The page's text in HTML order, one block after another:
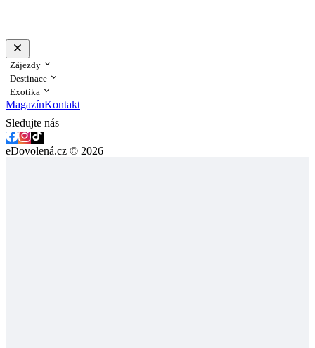
Zájezdy
Destinace
Exotika
MagazínKontakt
Sledujte nás
eDovolená.cz © 2026